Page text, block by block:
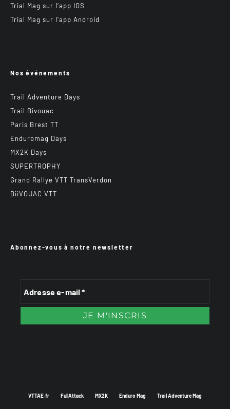
Trial Mag sur l’app IOS
Trial Mag sur l’app Android
Nos événements
Trail Adventure Days
Trail Bivouac
Paris Brest TT
Enduromag Days
MX2K Days
SUPERTROPHY
Grand Rallye VTT TransVerdon
BiiVOUAC VTT
Abonnez-vous à notre newsletter
VTTAE.fr FullAttack MX2K Enduro Mag Trail Adventure Mag